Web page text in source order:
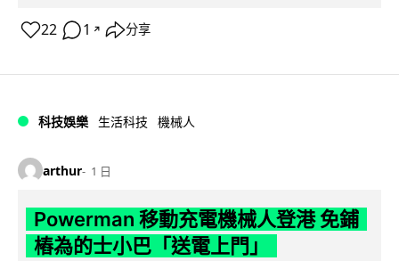
22 1 ↗ 分享
科技娛樂 生活科技 機械人
arthur 1 日
Powerman 移動充電機械人登港 免鋪
樁為的士小巴「送電上門」